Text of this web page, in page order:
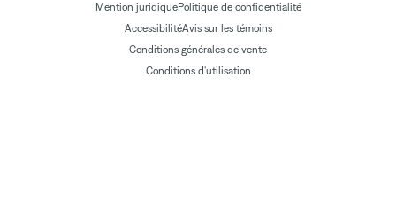
Mention juridiquePolitique de confidentialité
AccessibilitéAvis sur les témoins
Conditions générales de vente
Conditions d'utilisation